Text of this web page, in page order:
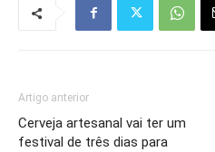
Artigo anterior
Cerveja artesanal vai ter um
festival de três dias para